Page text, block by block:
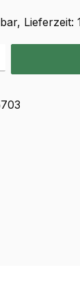
Lieferzeit:
den